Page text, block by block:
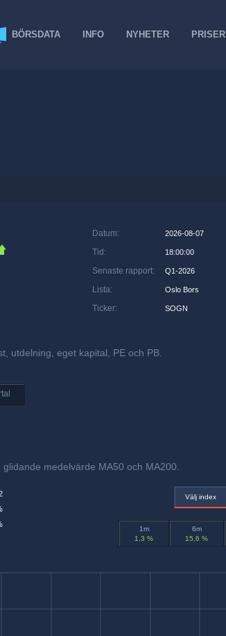
BÖRSDATA INFO NYHETER PRISER
Datum: 2026-08-07
Tid : 18:00:00
Senaste rapport: Q1-2026
Lista: Oslo Bors
Ticker: SOGN
utdelning, eget kapital, PE och PB.
medelvärde MA50 och MA200.
Välj index
1m
1,3 %
6m
15,6 %